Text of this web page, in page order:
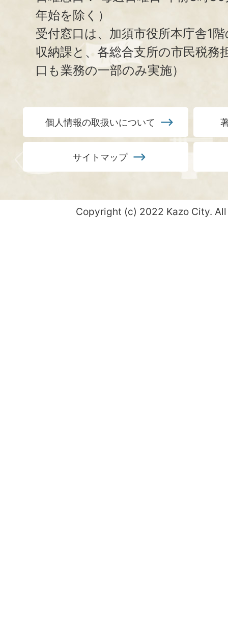
年始を除く）
受付窓口は、加須市役所本庁舎1
収納課と、 各総合支所の市民税務
口も業務の一部のみ実施）
個人情報の取扱いについて
サイトマップ
Copyright (c) 2022 Kazo City.